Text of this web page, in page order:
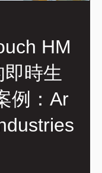
HM
時生
例：Ar